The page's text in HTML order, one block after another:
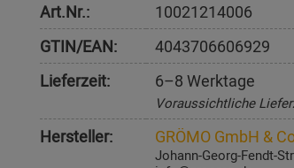
Art.Nr.:
10021214006
GTIN/EAN:
4043706606929
Lieferzeit:
6–8 Werktage
Voraussichtliche
Hersteller: GRÖMO GmbH &
Johann-Georg-Fendt-